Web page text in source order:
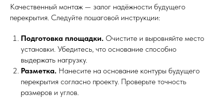
Качественный монтаж — залог надёжности будущего
перекрытия. Следуйте пошаговой инструкции:
Подготовка площадки. Очистите и выровняйте место
установки. Убедитесь, что основание способно
выдержать нагрузку.
Разметка. Нанесите на основание контуры будущего
перекрытия согласно проекту. Проверьте точность
размеров и углов.